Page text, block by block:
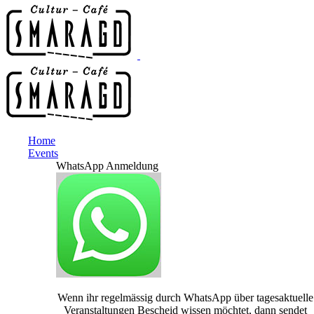
Home
Events
WhatsApp Anmeldung
Wenn ihr regelmässig durch WhatsApp über tagesaktuelle
Veranstaltungen Bescheid wissen möchtet, dann sendet